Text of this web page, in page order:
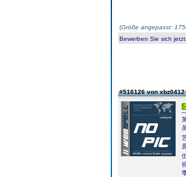
(Größe angepasst:
Bewerben Sie sich jetzt
#516126 von